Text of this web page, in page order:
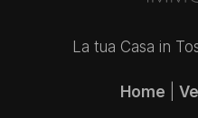
La tua Casa in
Home